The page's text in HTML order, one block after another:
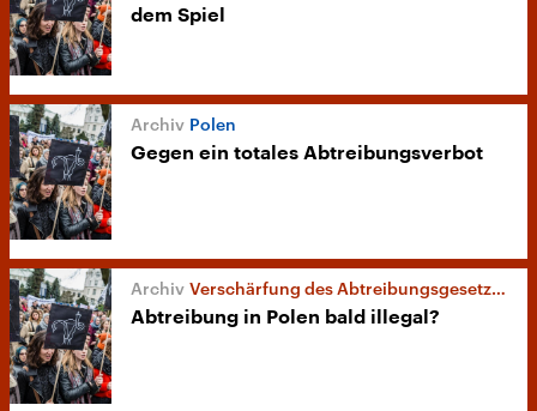
dem Spiel
Polen
Gegen ein totales Abtreibungsverbot
Verschärfung des Abtreibungsgesetzes
Abtreibung in Polen bald illegal?